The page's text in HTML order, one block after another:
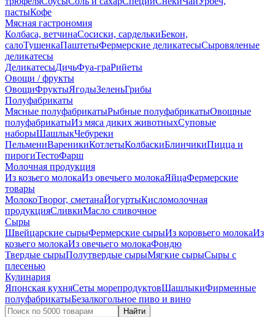
пастыКофе
Мясная гастрономия
Колбаса, ветчинаСосиски, сарделькиБекон,
салоТушенкаПаштетыФермерские деликатесыСыровяленые
деликатесы
ДеликатесыДичьФуа-граРийеты
Овощи / фрукты
ОвощиФруктыЯгодыЗеленьГрибы
Полуфабрикаты
Мясные полуфабрикатыРыбные полуфабрикатыОвощные
полуфабрикатыИз мяса диких животныхСуповые
наборыШашлыкЧебуреки
ПельмениВареникиКотлетыКолбаскиБлинчикиПицца и
пирогиТестоФарш
Молочная продукция
Из козьего молокаИз овечьего молокаЯйцаФермерские
товары
МолокоТворог, сметанаЙогуртыКисломолочная
продукцияСливкиМасло сливочное
Сыры
Швейцарские сырыФермерские сырыИз коровьего молокаИз
козьего молокаИз овечьего молокаФондю
Твердые сырыПолутвердые сырыМягкие сырыСыры c
плесенью
Кулинария
Японская кухняСеты морепродуктовШашлыкиФирменные
полуфабрикатыБезалкогольное пиво и вино
Найти